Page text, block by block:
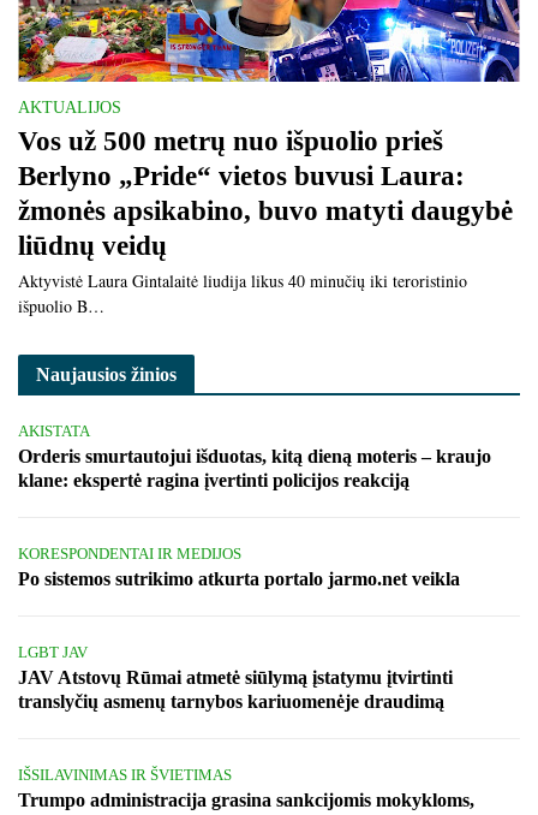
AKTUALIJOS
Vos už 500 metrų nuo išpuolio prieš
Berlyno „Pride“ vietos buvusi Laura:
žmonės apsikabino, buvo matyti daugybė
liūdnų veidų
Aktyvistė Laura Gintalaitė liudija likus 40 minučių iki teroristinio
išpuolio B…
Naujausios žinios
AKISTATA
Orderis smurtautojui išduotas, kitą dieną moteris – kraujo
klane: ekspertė ragina įvertinti policijos reakciją
KORESPONDENTAI IR MEDIJOS
Po sistemos sutrikimo atkurta portalo jarmo.net veikla
LGBT JAV
JAV Atstovų Rūmai atmetė siūlymą įstatymu įtvirtinti
translyčių asmenų tarnybos kariuomenėje draudimą
IŠSILAVINIMAS IR ŠVIETIMAS
Trumpo administracija grasina sankcijomis mokykloms,